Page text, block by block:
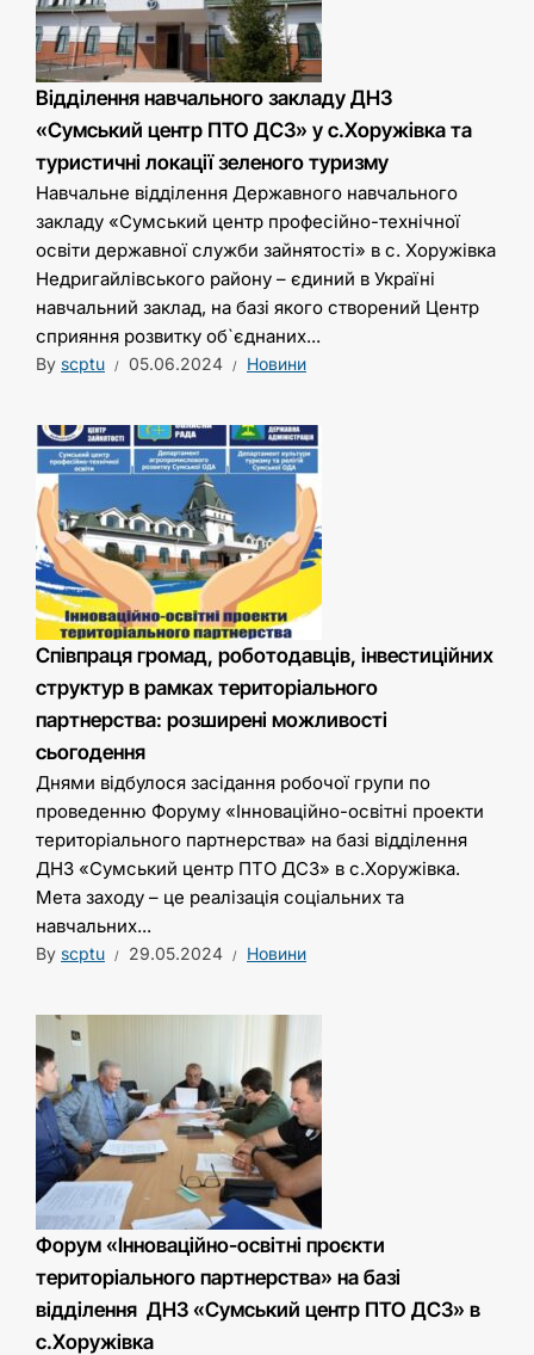
Відділення навчального закладу ДНЗ
«Сумський центр ПТО ДСЗ» у с.Хоружівка та
туристичні локації зеленого туризму
Навчальне відділення Державного навчального
закладу «Сумський центр професійно-технічної
освіти державної служби зайнятості» в с. Хоружівка
Недригайлівського району – єдиний в Україні
навчальний заклад, на базі якого створений Центр
сприяння розвитку об`єднаних...
By scptu 05.06.2024 Новини
Співпраця громад, роботодавців, інвестиційних
структур в рамках територіального
партнерства: розширені можливості
сьогодення
Днями відбулося засідання робочої групи по
проведенню Форуму «Інноваційно-освітні проекти
територіального партнерства» на базі відділення
ДНЗ «Сумський центр ПТО ДСЗ» в с.Хоружівка.
Мета заходу – це реалізація соціальних та
навчальних...
By scptu 29.05.2024 Новини
Форум «Інноваційно-освітні проєкти
територіального партнерства» на базі
відділення ДНЗ «Сумський центр ПТО ДСЗ» в
с.Хоружівка